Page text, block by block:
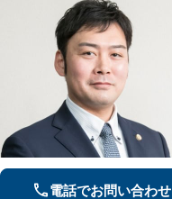
電話でお問い合わせ